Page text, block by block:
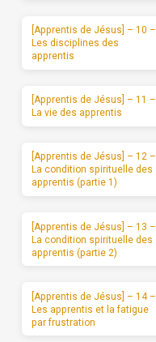
[Apprentis de Jésus] – 10 –
Les disciplines des
apprentis
[Apprentis de Jésus] – 11 –
La vie des apprentis
[Apprentis de Jésus] – 12 –
La condition spirituelle des
apprentis (partie 1)
[Apprentis de Jésus] – 13 –
La condition spirituelle des
apprentis (partie 2)
[Apprentis de Jésus] – 14 –
Les apprentis et la fatigue
par frustration